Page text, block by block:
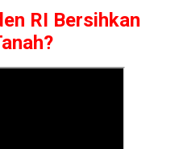
RI Bersihkan